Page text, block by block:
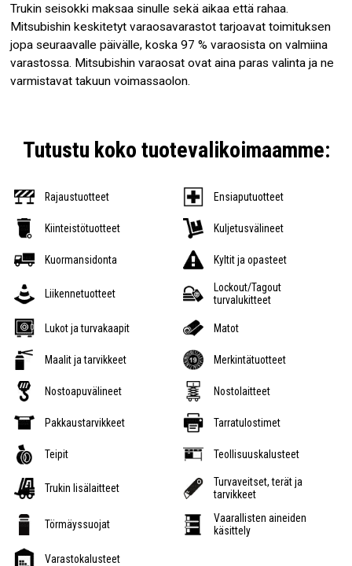
Trukin seisokki maksaa sinulle sekä aikaa että rahaa.
Mitsubishin keskitetyt varaosavarastot tarjoavat toimituksen
jopa seuraavalle päivälle, koska 97 % varaosista on valmiina
varastossa. Mitsubishin varaosat ovat aina paras valinta ja ne
varmistavat takuun voimassaolon.
Tutustu koko tuotevalikoimaamme:
Rajaustuotteet Ensiaputuotteet
Kiinteistötuotteet Kuljetusvälineet
Kuormansidonta Kyltit ja opasteet
Liikennetuotteet
Lockout/Tagout
turvalukitteet
Lukot ja turvakaapit Matot
Maalit ja tarvikkeet Merkintätuotteet
Nostoapuvälineet Nostolaitteet
Pakkaustarvikkeet Tarratulostimet
Teipit Teollisuuskalusteet
Trukin lisälaitteet
Turvaveitset, terät ja
tarvikkeet
Törmäyssuojat
Vaarallisten aineiden
käsittely
Varastokalusteet